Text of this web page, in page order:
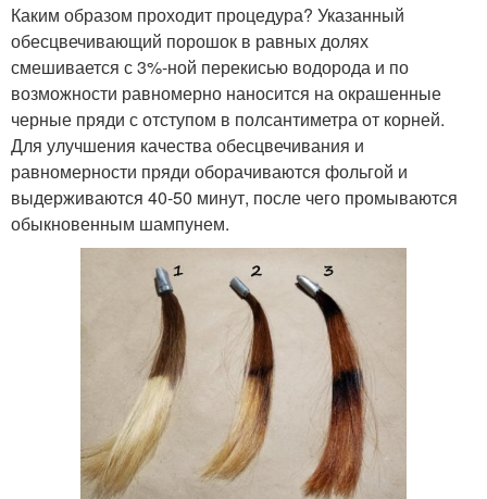
Каким образом проходит процедура? Указанный
обесцвечивающий порошок в равных долях
смешивается с 3%-ной перекисью водорода и по
возможности равномерно наносится на окрашенные
черные пряди с отступом в полсантиметра от корней.
Для улучшения качества обесцвечивания и
равномерности пряди оборачиваются фольгой и
выдерживаются 40-50 минут, после чего промываются
обыкновенным шампунем.